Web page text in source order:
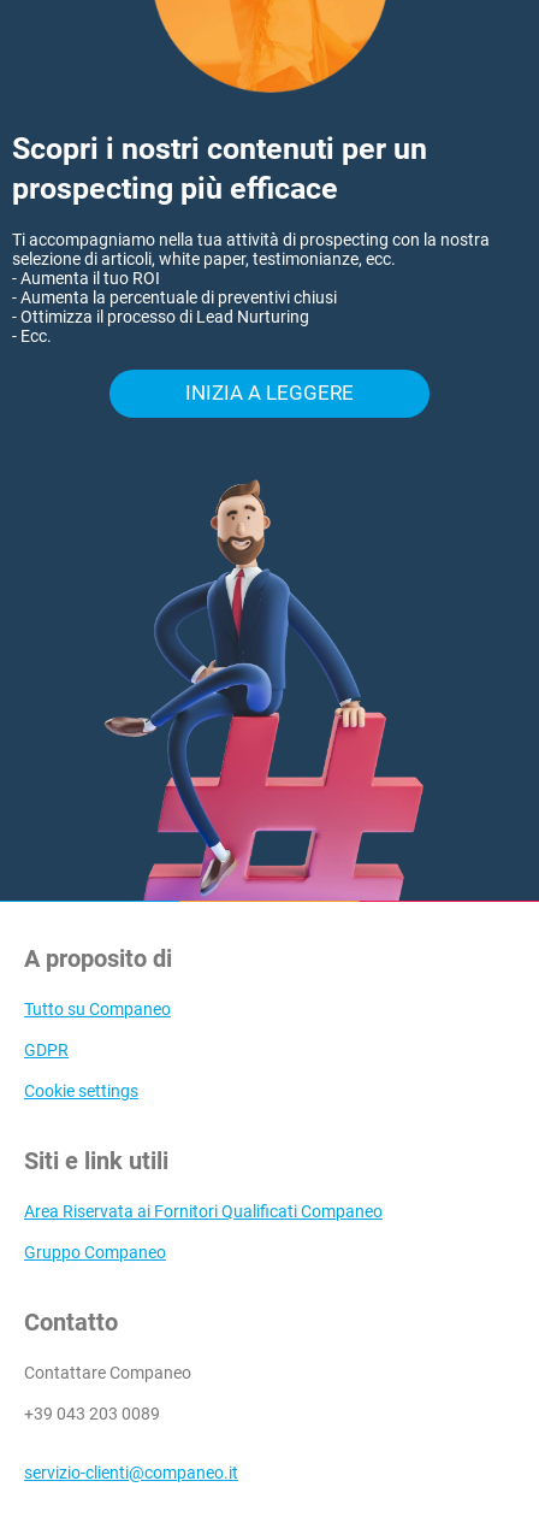
Scopri i nostri contenuti per un
prospecting più efficace
Ti accompagniamo nella tua attività di prospecting con la nostra
selezione di articoli, white paper, testimonianze, ecc.
- Aumenta il tuo ROI
- Aumenta la percentuale di preventivi chiusi
- Ottimizza il processo di Lead Nurturing
- Ecc.
INIZIA A LEGGERE
A proposito di
Tutto su Companeo
GDPR
Cookie settings
Siti e link utili
Area Riservata ai Fornitori Qualificati Companeo
Gruppo Companeo
Contatto
Contattare Companeo
+39 043 203 0089
servizio-clienti@companeo.it